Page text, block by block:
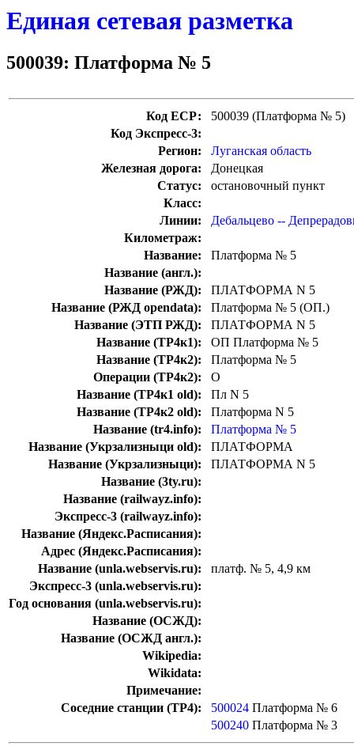
Единая сетевая разметка
500039: Платформа № 5
Код ЕСР:
500039 (Платформа № 5)
Код Экспресс-3:
Регион:
Луганская область
Железная дорога:
Донецкая
Статус:
остановочный пункт
Класс:
Линии:
Дебальцево --
Километраж:
Название:
Платформа № 5
Название (англ.):
Название (РЖД):
ПЛАТФОРМА N 5
Название (РЖД opendata):
Платформа № 5 (ОП.)
Название (ЭТП РЖД):
ПЛАТФОРМА N 5
Название (ТР4к1):
ОП Платформа № 5
Название (ТР4к2):
Платформа № 5
Операции (ТР4к2):
О
Название (ТР4к1 old):
Пл N 5
Название (ТР4к2 old):
Платформа N 5
Название (tr4.info):
Платформа № 5
Название (Укрзализныци old):
ПЛАТФОРМА
Название (Укрзализныци):
ПЛАТФОРМА N 5
Название (3ty.ru):
Название (railwayz.info):
Экспресс-3 (railwayz.info):
Название (Яндекс.Расписания):
Адрес (Яндекс.Расписания):
Название (unla.webservis.ru):
платф. № 5, 4,9 км
Экспресс-3 (unla.webservis.ru):
Год основания (unla.webservis.ru):
Название (ОСЖД):
Название (ОСЖД англ.):
Wikipedia:
Wikidata:
Примечание:
Соседние станции (ТР4):
500024 Платформа № 6
500240 Платформа № 3